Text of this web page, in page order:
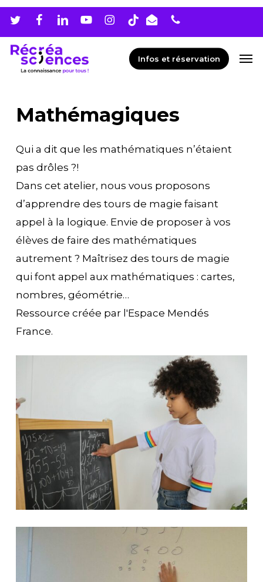
Skip
main
content
Infos et réservation
Mathémagiques
Qui a dit que les mathématiques n’étaient
pas drôles ?!
Dans cet atelier, nous vous proposons
d’apprendre des tours de magie faisant
appel à la logique. Envie de proposer à vos
élèves de faire des mathématiques
autrement ? Maîtrisez des tours de magie
qui font appel aux mathématiques : cartes,
nombres, géométrie…
Ressource créée par l'Espace Mendés
France.
Menu